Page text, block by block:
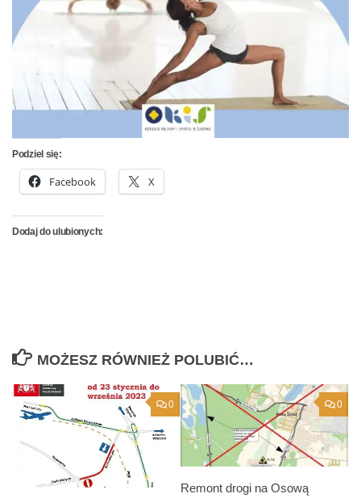
Podziel się:
Facebook X
Dodaj do ulubionych:
MOŻESZ RÓWNIEŻ POLUBIĆ…
0 0
Remont drogi na Osową